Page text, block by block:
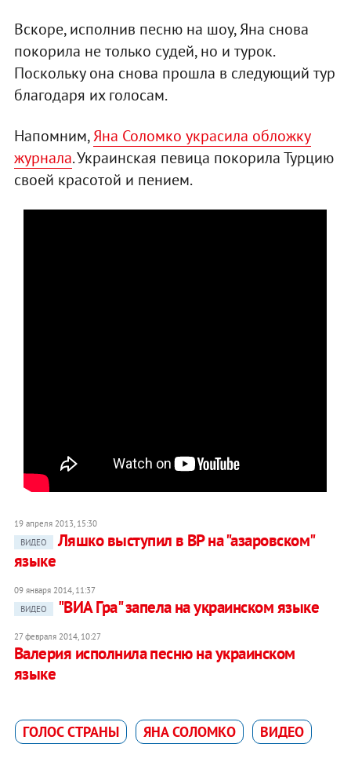
Вскоре, исполнив песню на шоу, Яна снова
покорила не только судей, но и турок.
Поскольку она снова прошла в следующий тур
благодаря их голосам.
Напомним,Яна Соломко украсила обложку
журнала. Украинская певица покорила Турцию
своей красотой и пением.
19 апреля 2013, 15:30
ВИДЕО
Ляшко выступил в ВР на "азаровском"
языке
09 января 2014, 11:37
ВИДЕО
"ВИА Гра" запела на украинском языке
27 февраля 2014, 10:27
Валерия исполнила песню на украинском
языке
ГОЛОС СТРАНЫ ЯНА СОЛОМКО ВИДЕО